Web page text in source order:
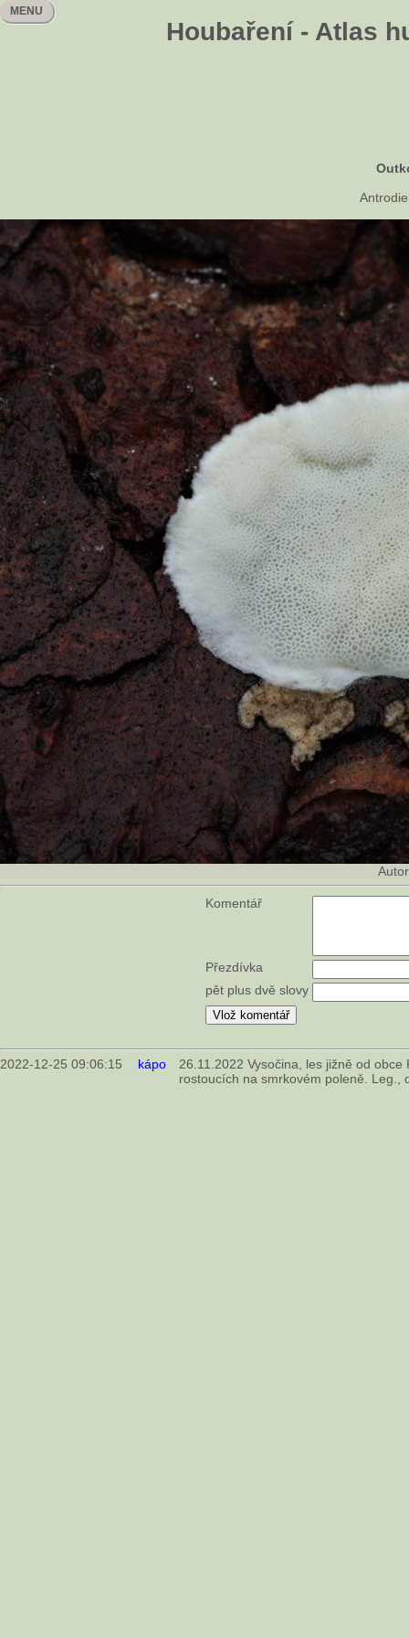
Houbaření - Atlas
MENU
Komentář
Přezdívka
pět plus dvě slovy
2022-12-25 09:06:15 kápo
26.11.2022 Vysočina, les jižně od
rostoucích na smrkovém poleně. Leg.,